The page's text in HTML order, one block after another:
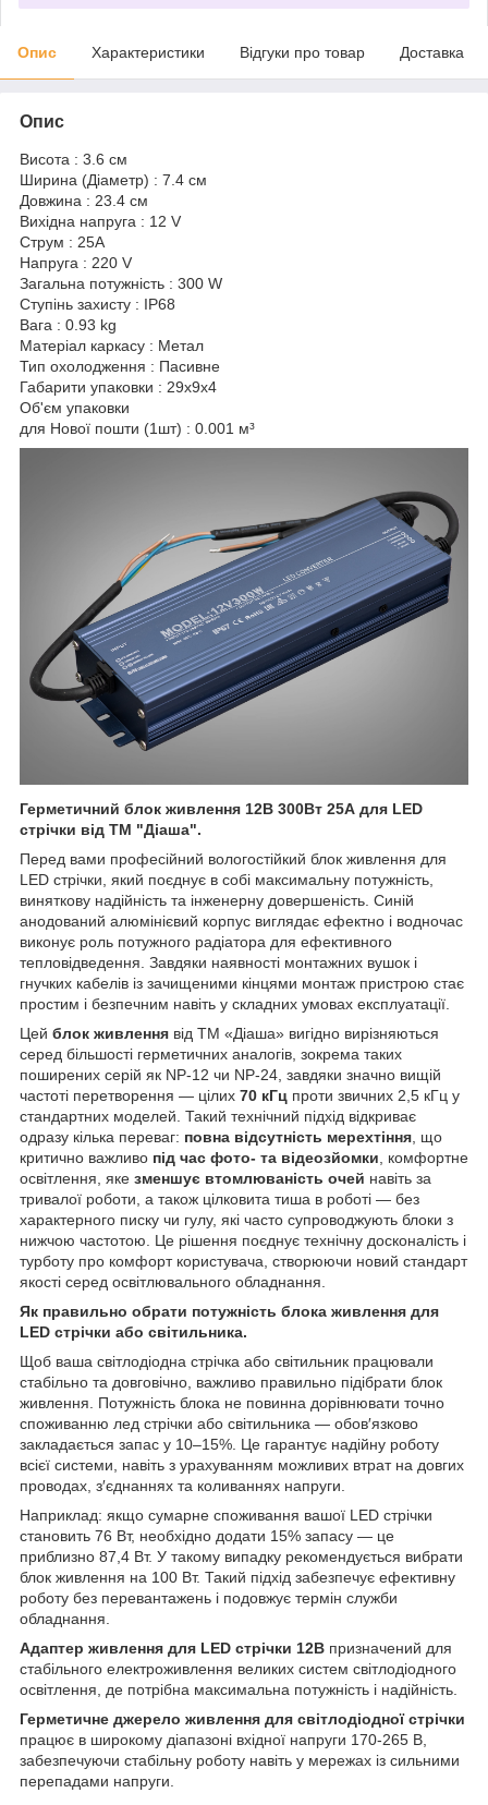
Опис Характеристики Відгуки про товар Доставка
Опис
Висота : 3.6 см
Ширина (Діаметр) : 7.4 см
Довжина : 23.4 см
Вихідна напруга : 12 V
Струм : 25A
Напруга : 220 V
Загальна потужність : 300 W
Ступінь захисту : IP68
Вага : 0.93 kg
Матеріал каркасу : Метал
Тип охолодження : Пасивне
Габарити упаковки : 29x9x4
Об'єм упаковки
для Нової пошти (1шт) : 0.001 м³
Герметичний блок живлення 12В 300Вт 25А для LED
стрічки від ТМ "Діаша".
Перед вами професійний вологостійкий блок живлення для
LED стрічки, який поєднує в собі максимальну потужність,
виняткову надійність та інженерну довершеність. Синій
анодований алюмінієвий корпус виглядає ефектно і водночас
виконує роль потужного радіатора для ефективного
тепловідведення. Завдяки наявності монтажних вушок і
гнучких кабелів із зачищеними кінцями монтаж пристрою стає
простим і безпечним навіть у складних умовах експлуатації.
Цей блок живлення від ТМ «Діаша» вигідно вирізняються
серед більшості герметичних аналогів, зокрема таких
поширених серій як NP-12 чи NP-24, завдяки значно вищій
частоті перетворення — цілих 70 кГц проти звичних 2,5 кГц у
стандартних моделей. Такий технічний підхід відкриває
одразу кілька переваг: повна відсутність мерехтіння , що
критично важливо під час фото- та відеозйомки , комфортне
освітлення, яке зменшує втомлюваність очей навіть за
тривалої роботи, а також цілковита тиша в роботі — без
характерного писку чи гулу, які часто супроводжують блоки з
нижчою частотою. Це рішення поєднує технічну досконалість і
турботу про комфорт користувача, створюючи новий стандарт
якості серед освітлювального обладнання.
Як правильно обрати потужність блока живлення для
LED стрічки або світильника.
Щоб ваша світлодіодна стрічка або світильник працювали
стабільно та довговічно, важливо правильно підібрати блок
живлення. Потужність блока не повинна дорівнювати точно
споживанню лед стрічки або світильника — обов′язково
закладається запас у 10–15%. Це гарантує надійну роботу
всієї системи, навіть з урахуванням можливих втрат на довгих
проводах, з′єднаннях та коливаннях напруги.
Наприклад: якщо сумарне споживання вашої LED стрічки
становить 76 Вт, необхідно додати 15% запасу — це
приблизно 87,4 Вт. У такому випадку рекомендується вибрати
блок живлення на 100 Вт. Такий підхід забезпечує ефективну
роботу без перевантажень і подовжує термін служби
обладнання.
Адаптер живлення для LED стрічки 12В призначений для
стабільного електроживлення великих систем світлодіодного
освітлення, де потрібна максимальна потужність і надійність.
Герметичне джерело живлення для світлодіодної стрічки
працює в широкому діапазоні вхідної напруги 170-265 В,
забезпечуючи стабільну роботу навіть у мережах із сильними
перепадами напруги.